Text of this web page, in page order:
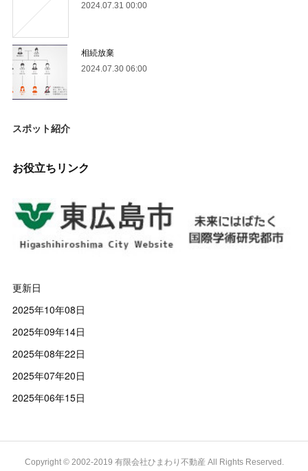
2024.07.31 00:00
相続放棄
2024.07.30 06:00
スポット紹介
お役立ちリンク
更新日
2025年10年08日
2025年09年14日
2025年08年22日
2025年07年20日
2025年06年15日
Copyright © 2002-2019 有限会社ひまわり不動産 All Rights Reserved.